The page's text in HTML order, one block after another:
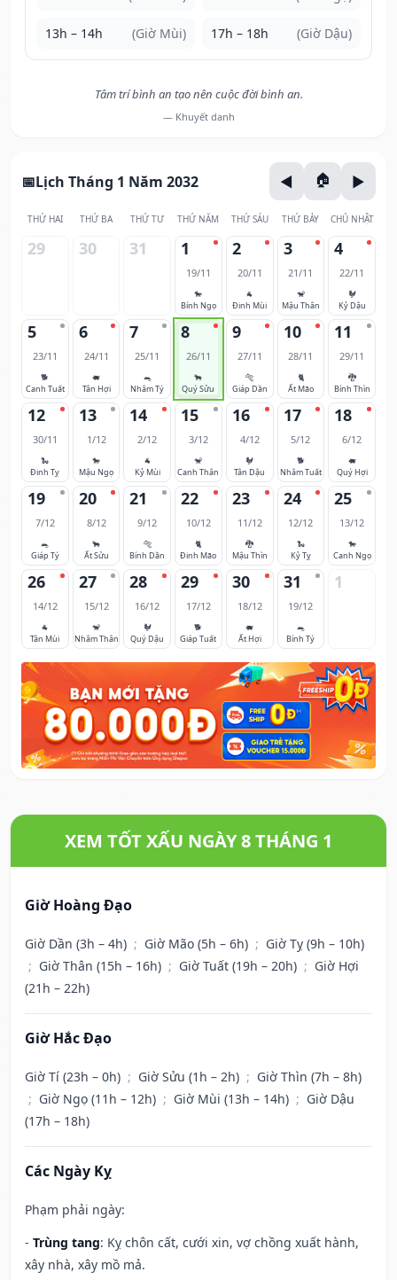
13h – 14h (Giờ Mùi) 17h – 18h (Giờ Dậu)
Tâm trí bình an tạo nên cuộc đời bình an.
— Khuyết danh
Lịch Tháng 1 Năm 2032
THỨ HAI THỨ BA THỨ TƯ THỨ NĂM THỨ SÁU THỨ BẢY CHỦ NHẬT
29 30 31 1
19/11
🐎
Bính Ngọ
2
20/11
🐐
Đinh Mùi
3
21/11
🐒
Mậu Thân
4
22/11
🐓
Kỷ Dậu
5
23/11
🐕
Canh Tuất
6
24/11
🐖
Tân Hợi
7
25/11
🐀
Nhâm Tý
8
26/11
🐂
Quý Sửu
9
27/11
🐅
Giáp Dần
10
28/11
🐈
Ất Mão
11
29/11
🐉
Bính Thìn
12
30/11
🐍
Đinh Tỵ
13
1/12
🐎
Mậu Ngọ
14
2/12
🐐
Kỷ Mùi
15
3/12
🐒
Canh Thân
16
4/12
🐓
Tân Dậu
17
5/12
🐕
Nhâm Tuất
18
6/12
🐖
Quý Hợi
19
7/12
🐀
Giáp Tý
20
8/12
🐂
Ất Sửu
21
9/12
🐅
Bính Dần
22
10/12
🐈
Đinh Mão
23
11/12
🐉
Mậu Thìn
24
12/12
🐍
Kỷ Tỵ
25
13/12
🐎
Canh Ngọ
26
14/12
🐐
Tân Mùi
27
15/12
🐒
Nhâm Thân
28
16/12
🐓
Quý Dậu
29
17/12
🐕
Giáp Tuất
30
18/12
🐖
Ất Hợi
31
19/12
🐀
Bính Tý
1
XEM TỐT XẤU NGÀY 8 THÁNG 1
Giờ Hoàng Đạo
Giờ Dần (3h – 4h) ; Giờ Mão (5h – 6h) ; Giờ Tỵ (9h – 10h)
; Giờ Thân (15h – 16h) ; Giờ Tuất (19h – 20h) ; Giờ Hợi
(21h – 22h)
Giờ Hắc Đạo
Giờ Tí (23h – 0h) ; Giờ Sửu (1h – 2h) ; Giờ Thìn (7h – 8h)
; Giờ Ngọ (11h – 12h) ; Giờ Mùi (13h – 14h) ; Giờ Dậu
(17h – 18h)
Các Ngày Kỵ
Phạm phải ngày:
- Trùng tang: Kỵ chôn cất, cưới xin, vợ chồng xuất hành,
xây nhà, xây mồ mả.